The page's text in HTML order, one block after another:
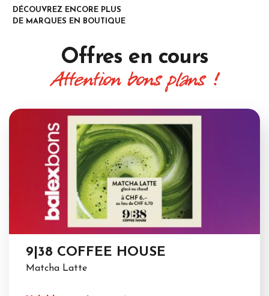
DÉCOUVREZ ENCORE PLUS
DE MARQUES EN BOUTIQUE
Offres en cours
Attention bons plans !
9|38 COFFEE HOUSE
Matcha Latte